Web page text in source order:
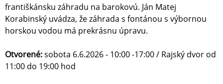
františkánsku záhradu na barokovú. Ján Matej
Korabinský uvádza, že záhrada s fontánou s výbornou
horskou vodou má prekrásnu úpravu.
Otvorené:sobota 6.6.2026 - 10:00 -17:00 / Rajský dvor od
11:00 do 19:00 hod